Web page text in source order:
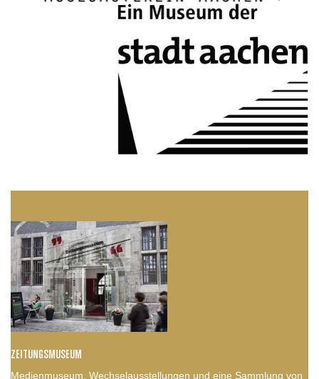
ZEITUNGSMUSEUM
Medienmuseum, Wechselausstellungen und eine Sammlung von